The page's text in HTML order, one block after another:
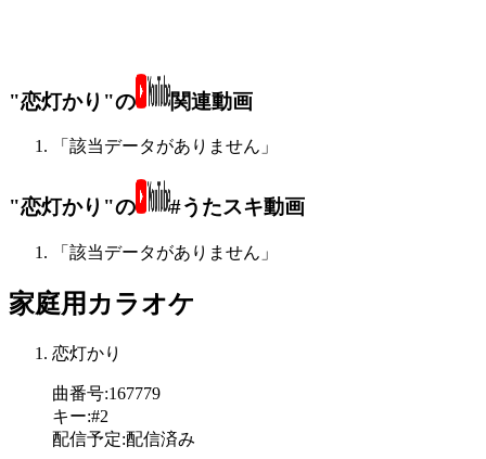
"恋灯かり"の 関連動画
「該当データがありません」
"恋灯かり"の #うたスキ動画
「該当データがありません」
家庭用カラオケ
恋灯かり
曲番号:167779
キー:#2
配信予定:配信済み